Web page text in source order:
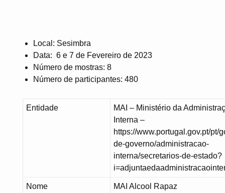
Local: Sesimbra
Data: 6 e 7 de Fevereiro de 2023
Número de mostras: 8
Número de participantes: 480
Entidade
MAI – Ministério da
Interna –
https://www.portugal.gov.pt/pt/
de-governo/administracao-
interna/secretarios-de-estado?
Nome MAI Alcool Rapaz